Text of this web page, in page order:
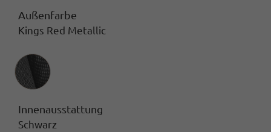
Außenfarbe
Kings Red Metallic
Innenausstattung
Innenausstattung
Schwarz